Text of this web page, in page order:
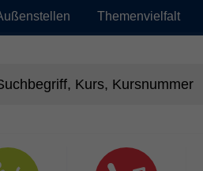
Themenvielfalt